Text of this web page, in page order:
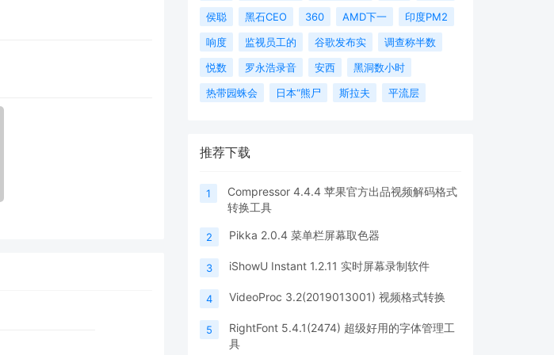
侯聪 黑石CEO 360 AMD下一
印度PM2
响度
监视员工的 谷歌发布实
调查称半数
悦数
罗永浩录音 安西
黑洞数小时
热带园蛛会
日本“熊尸 斯拉夫 平流层
推荐下载
1
Compressor 4.4.4 苹果官方出品视频解码格式
转换工具
2 Pikka 2.0.4 菜单栏屏幕取色器
3 iShowU Instant 1.2.11 实时屏幕录制软件
4 VideoProc 3.2(2019013001) 视频格式转换
5
RightFont 5.4.1(2474) 超级好用的字体管理工
具